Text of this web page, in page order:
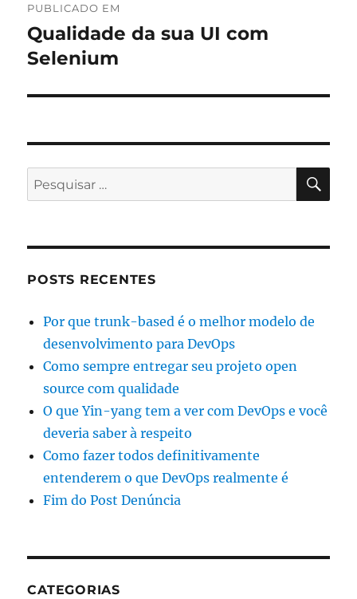
de
Post
PUBLICADO EM
Qualidade da sua UI com
Selenium
Pesquisar
por:
POSTS RECENTES
Por que trunk-based é o melhor modelo de
desenvolvimento para DevOps
Como sempre entregar seu projeto open
source com qualidade
O que Yin-yang tem a ver com DevOps e você
deveria saber à respeito
Como fazer todos definitivamente
entenderem o que DevOps realmente é
Fim do Post Denúncia
CATEGORIAS